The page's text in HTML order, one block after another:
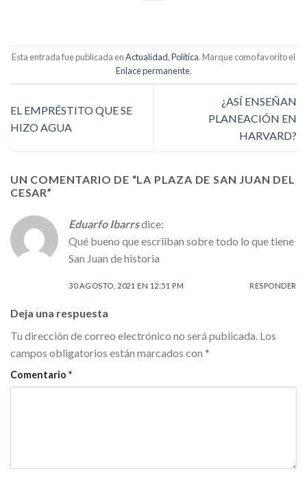
Esta entrada fue publicada enActualidad,Política. Marque como favorito el
Enlace permanente.
EL EMPRÉSTITO QUE SE
HIZO AGUA
¿ASÍ ENSEÑAN
PLANEACIÓN EN
HARVARD?
UN COMENTARIO DE “LA PLAZA DE SAN JUAN DEL
CESAR”
Eduarfo Ibarrsdice:
Qué bueno que escriiban sobre todo lo que tiene
San Juan de historia
30 AGOSTO, 2021 EN 12:51 PM RESPONDER
Deja una respuesta
Tu dirección de correo electrónico no será publicada. Los
campos obligatorios están marcados con *
Comentario *